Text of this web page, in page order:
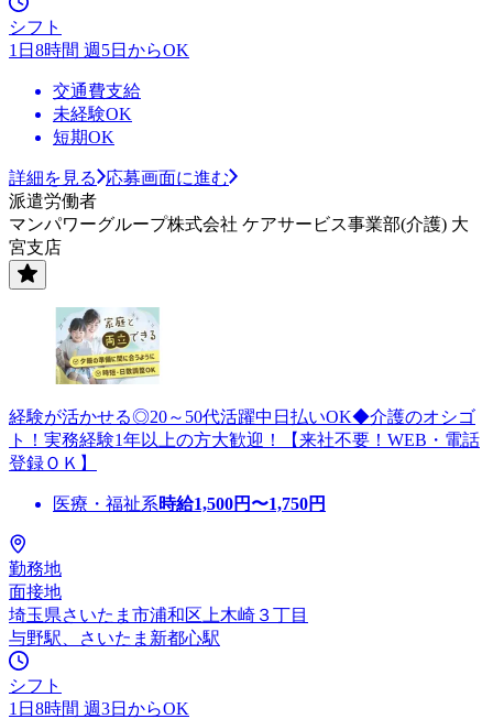
シフト
1日8時間 週5日からOK
交通費支給
未経験OK
短期OK
詳細を見る
応募画面に進む
派遣労働者
マンパワーグループ株式会社 ケアサービス事業部(介護) 大
宮支店
経験が活かせる◎20～50代活躍中日払いOK◆介護のオシゴ
ト！実務経験1年以上の方大歓迎！【来社不要！WEB・電話
登録ＯＫ】
医療・福祉系時給1,500円〜1,750円
勤務地
面接地
埼玉県さいたま市浦和区上木崎３丁目
与野駅、さいたま新都心駅
シフト
1日8時間 週3日からOK